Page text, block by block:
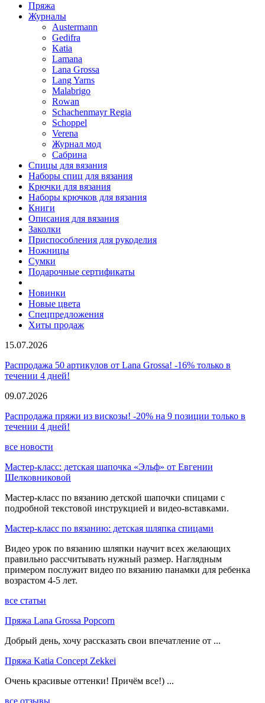
Пряжа
Журналы
Austermann
Gedifra
Katia
Lamana
Lana Grossa
Lang Yarns
Malabrigo
Rowan
Schachenmayr Regia
Schoppel
Verena
Журнал мод
Сабрина
Спицы для вязания
Наборы спиц для вязания
Крючки для вязания
Наборы крючков для вязания
Книги
Описания для вязания
Заколки
Приспособления для рукоделия
Ножницы
Сумки
Подарочные сертификаты
Новинки
Новые цвета
Спецпредложения
Хиты продаж
15.07.2026
Распродажа 50 артикулов от Lana Grossa! -16% только в
течении 4 дней!
09.07.2026
Распродажа пряжи из вискозы! -20% на 9 позиции только в
течении 4 дней!
все новости
Мастер-класс: детская шапочка «Эльф» от Евгении
Шелковниковой
Мастер-класс по вязанию детской шапочки спицами с
подробной текстовой инструкцией и видео-вставками.
Мастер-класс по вязанию: детская шляпка спицами
Видео урок по вязанию шляпки научит всех желающих
правильно рассчитывать нужный размер. Наглядным
примером послужит видео по вязанию панамки для ребенка
возрастом 4-5 лет.
все статьи
Пряжа Lana Grossa Popcorn
Добрый день, хочу рассказать свои впечатление от ...
Пряжа Katia Concept Zekkei
Очень красивые оттенки! Причём все!) ...
все отзывы